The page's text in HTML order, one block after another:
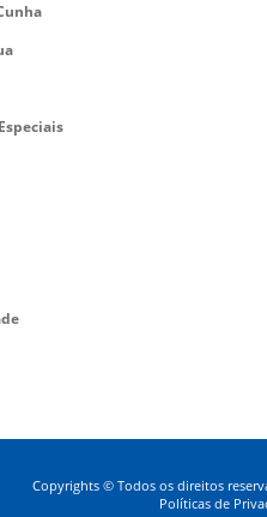
Copyrights © Todos os direitos
Políticas de